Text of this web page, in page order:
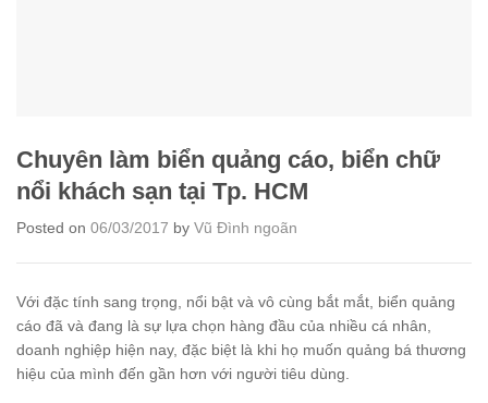
Chuyên làm biển quảng cáo, biển chữ
nổi khách sạn tại Tp. HCM
Posted on 06/03/2017 by Vũ Đình ngoãn
Với đặc tính sang trọng, nổi bật và vô cùng bắt mắt, biển quảng
cáo đã và đang là sự lựa chọn hàng đầu của nhiều cá nhân,
doanh nghiệp hiện nay, đặc biệt là khi họ muốn quảng bá thương
hiệu của mình đến gần hơn với người tiêu dùng.